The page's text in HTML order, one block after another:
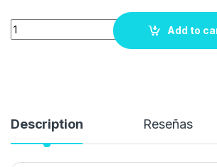
Quantity
Add to
Description Reseñas